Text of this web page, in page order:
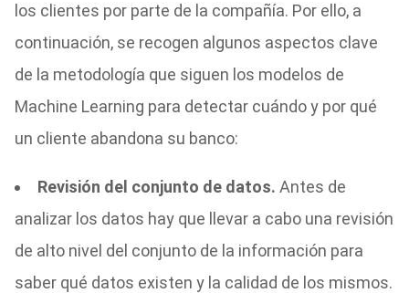
los clientes por parte de la compañía. Por ello, a
continuación, se recogen algunos aspectos clave
de la metodología que siguen los modelos de
Machine Learning para detectar cuándo y por qué
un cliente abandona su banco:
Revisión del conjunto de datos. Antes de
analizar los datos hay que llevar a cabo una revisión
de alto nivel del conjunto de la información para
saber qué datos existen y la calidad de los mismos.